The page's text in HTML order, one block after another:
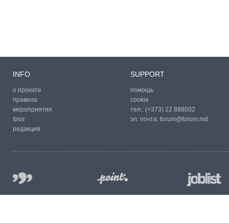
INFO
о проекте
правила
мероприятия
блог
редакция
SUPPORT
помощь
cookie
тел.: (+373) 22 888002
эл. почта: forum@forum.md